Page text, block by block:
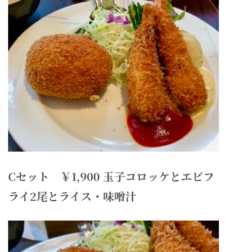
Cセット ￥1,900 玉子コロッケとエビフ
ライ2尾とライス・味噌汁